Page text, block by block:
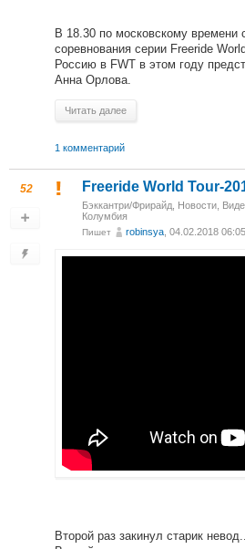
В 18.30 по московскому времени
соревнования серии Freeride
Россию в FWT в этом году
Анна Орлова.
Читать далее
1 комментарий
52 Freeride World Tour-
Бэккантри/Фрирайд Новости
Колумбия
Пишет robinsya , 04.02.2018 06:05
Второй раз закинул старик невод...